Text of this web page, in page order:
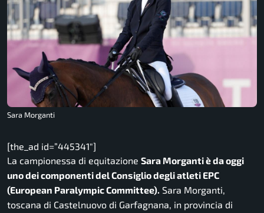
Sara Morganti
[the_ad id=”445341″]
La campionessa di equitazione Sara Morganti è da oggi
uno dei componenti del Consiglio degli atleti EPC
(European Paralympic Committee). Sara Morganti,
toscana di Castelnuovo di Garfagnana, in provincia di